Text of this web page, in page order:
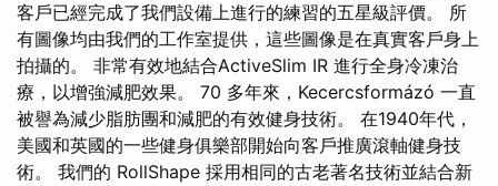
客戶已經完成了我們設備上進行的練習的五星級評價。 所
有圖像均由我們的工作室提供，這些圖像是在真實客戶身上
拍攝的。 非常有效地結合ActiveSlim IR 進行全身冷凍治
療，以增強減肥效果。 70 多年來，Kecercsformázó 一直
被譽為減少脂肪團和減肥的有效健身技術。 在1940年代，
美國和英國的一些健身俱樂部開始向客戶推廣滾軸健身技
術。 我們的 RollShape 採用相同的古老著名技術並結合新